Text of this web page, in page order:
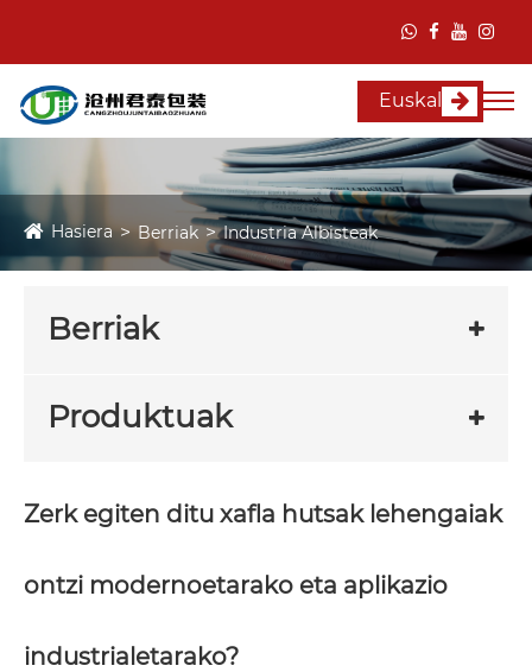
Euskal
Hasiera Berriak Industria Albisteak
Berriak
Produktuak
Zerk egiten ditu xafla hutsak lehengaiak
ontzi modernoetarako eta aplikazio
industrialetarako?